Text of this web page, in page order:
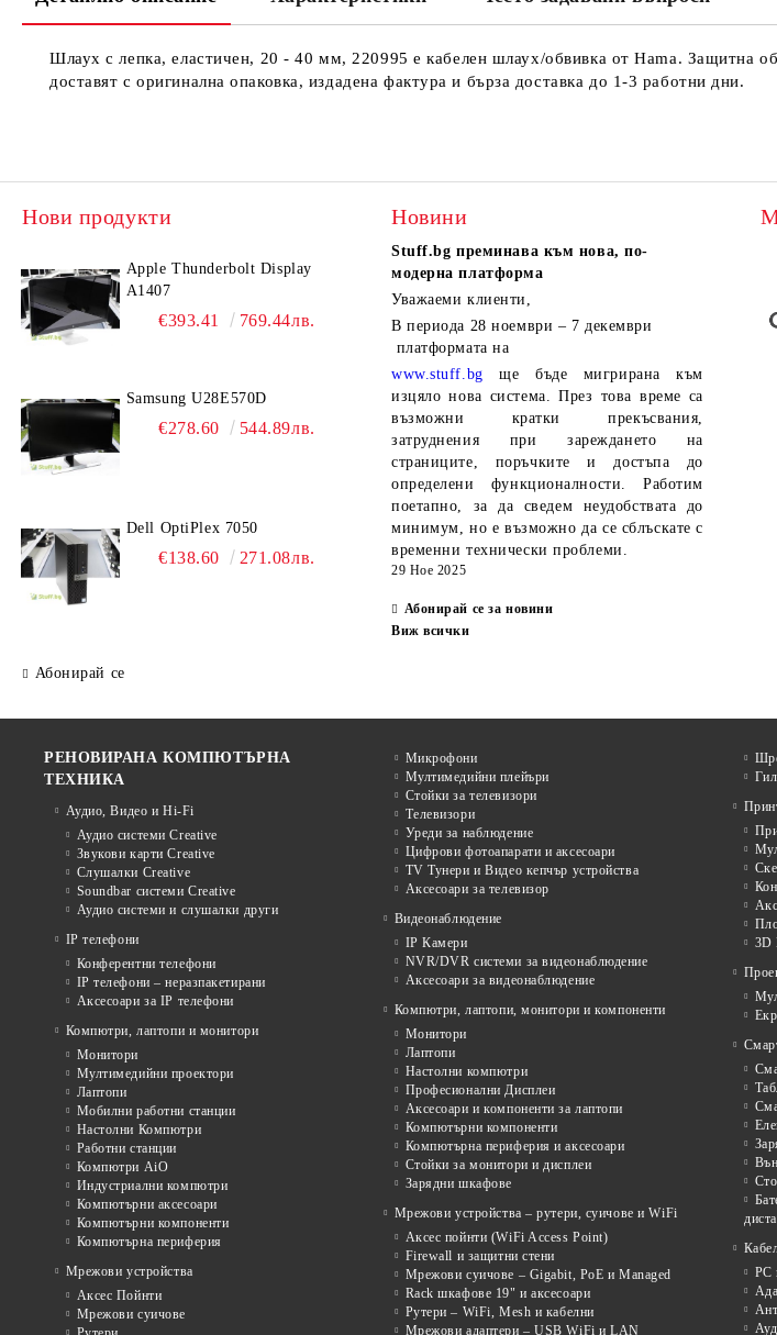
Шлаух с лепка, еластичен, 20 - 40 мм, 220995 е кабелен шлаух/обвивка от Hama. Защитна
доставят с оригинална опаковка, издадена фактура и бърза доставка до 1-3 работни дни.
Нови продукти
Apple Thunderbolt Display
A1407
€393.41 769.44лв.
Samsung U28E570D
€278.60 544.89лв.
Dell OptiPlex 7050
€138.60 271.08лв.
Абонирай се
Новини
Stuff.bg преминава към нова, по-
модерна платформа
Уважаеми клиенти,
В периода 28 ноември – 7 декември
платформата на
www.stuff.bg ще бъде мигрирана към
изцяло нова система. През това време са
възможни кратки прекъсвания,
затруднения при зареждането на
страниците, поръчките и достъпа до
определени функционалности. Работим
поетапно, за да сведем неудобствата до
минимум, но е възможно да се сблъскате с
временни технически проблеми.
29 Ное 2025
Абонирай се за новини
Виж всички
РЕНОВИРАНА КОМПЮТЪРНА
ТЕХНИКА
Аудио, Видео и Hi-Fi
Аудио системи Creative
Звукови карти Creative
Слушалки Creative
Soundbar системи Creative
Аудио системи и слушалки други
IP телефони
Конферентни телефони
IP телефони – неразпакетирани
Аксесоари за IP телефони
Компютри, лаптопи и монитори
Монитори
Мултимедийни проектори
Лаптопи
Мобилни работни станции
Настолни Компютри
Работни станции
Компютри AiO
Индустриални компютри
Компютърни аксесоари
Компютърни компоненти
Компютърна периферия
Мрежови устройства
Аксес Пойнти
Мрежови суичове
Микрофони
Мултимедийни плейъри
Стойки за телевизори
Телевизори
Уреди за наблюдение
Цифрови фотоапарати и аксесоари
TV Тунери и Видео кепчър устройства
Аксесоари за телевизор
Видеонаблюдение
IP Камери
NVR/DVR системи за видеонаблюдение
Аксесоари за видеонаблюдение
Компютри, лаптопи, монитори и компоненти
Монитори
Лаптопи
Настолни компютри
Професионални Дисплеи
Аксесоари и компоненти за лаптопи
Компютърни компоненти
Компютърна периферия и аксесоари
Стойки за монитори и дисплеи
Зарядни шкафове
Мрежови устройства – рутери, суичове и WiFi
Аксес пойнти (WiFi Access Point)
Firewall и защитни стени
Мрежови суичове – Gigabit, PoE и Managed
Rack шкафове 19" и аксесоари
Рутери – WiFi, Mesh и кабелни
Мрежови адаптери – USB WiFi и LAN
3D
PC